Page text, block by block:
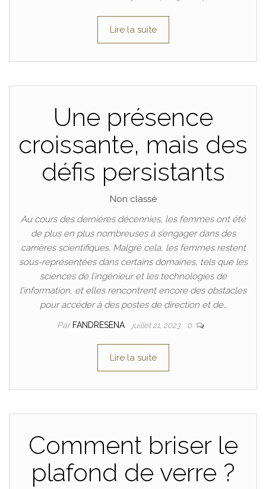
Lire la suite
Une présence
croissante, mais des
défis persistants
Non classé
Au cours des dernières décennies, les femmes ont été
de plus en plus nombreuses à s’engager dans des
carrières scientifiques. Malgré cela, les femmes restent
sous-représentées dans certains domaines, tels que les
sciences de l’ingénieur et les technologies de
l’information, et elles rencontrent encore des obstacles
pour accéder à des postes de direction et de…
Par FANDRESENA juillet 21, 2023 0
Lire la suite
Comment briser le
plafond de verre ?